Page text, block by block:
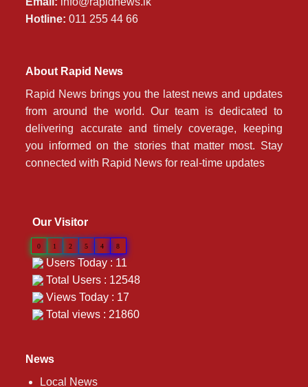
Hotline: 011 255 44 66
About Rapid News
Rapid News brings you the latest news and updates
from around the world. Our team is dedicated to
delivering accurate and timely coverage, keeping
you informed on the stories that matter most. Stay
connected with Rapid News for real-time updates
News
Local News
Our Visitor
0 1 2 5 4 8
Users Today : 11
Total Users : 12548
Views Today : 17
Total views : 21860